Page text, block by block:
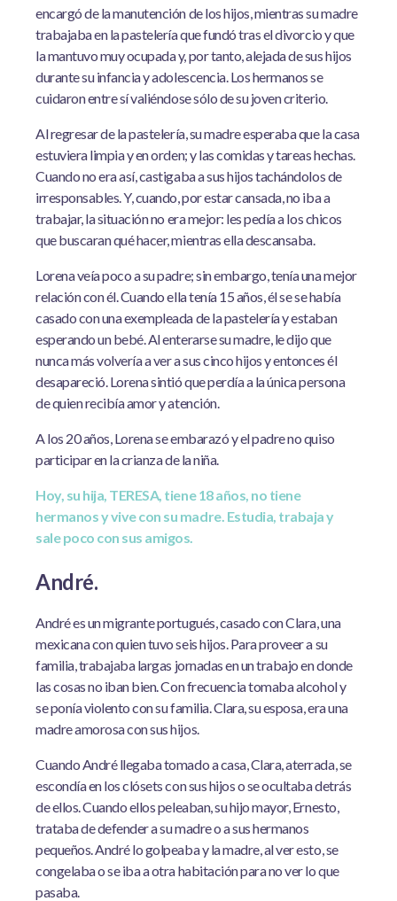
encargó de la manutención de los hijos, mientras su madre
trabajaba en la pastelería que fundó tras el divorcio y que
la mantuvo muy ocupada y, por tanto, alejada de sus hijos
durante su infancia y adolescencia. Los hermanos se
cuidaron entre sí valiéndose sólo de su joven criterio.
Al regresar de la pastelería, su madre esperaba que la casa
estuviera limpia y en orden; y las comidas y tareas hechas.
Cuando no era así, castigaba a sus hijos tachándolos de
irresponsables. Y, cuando, por estar cansada, no iba a
trabajar, la situación no era mejor: les pedía a los chicos
que buscaran qué hacer, mientras ella descansaba.
Lorena veía poco a su padre; sin embargo, tenía una mejor
relación con él. Cuando ella tenía 15 años, él se se había
casado con una exempleada de la pastelería y estaban
esperando un bebé. Al enterarse su madre, le dijo que
nunca más volvería a ver a sus cinco hijos y entonces él
desapareció. Lorena sintió que perdía a la única persona
de quien recibía amor y atención.
A los 20 años, Lorena se embarazó y el padre no quiso
participar en la crianza de la niña.
Hoy, su hija, TERESA, tiene 18 años, no tiene
hermanos y vive con su madre. Estudia, trabaja y
sale poco con sus amigos.
André.
André es un migrante portugués, casado con Clara, una
mexicana con quien tuvo seis hijos. Para proveer a su
familia, trabajaba largas jornadas en un trabajo en donde
las cosas no iban bien. Con frecuencia tomaba alcohol y
se ponía violento con su familia. Clara, su esposa, era una
madre amorosa con sus hijos.
Cuando André llegaba tomado a casa, Clara, aterrada, se
escondía en los clósets con sus hijos o se ocultaba detrás
de ellos. Cuando ellos peleaban, su hijo mayor, Ernesto,
trataba de defender a su madre o a sus hermanos
pequeños. André lo golpeaba y la madre, al ver esto, se
congelaba o se iba a otra habitación para no ver lo que
pasaba.